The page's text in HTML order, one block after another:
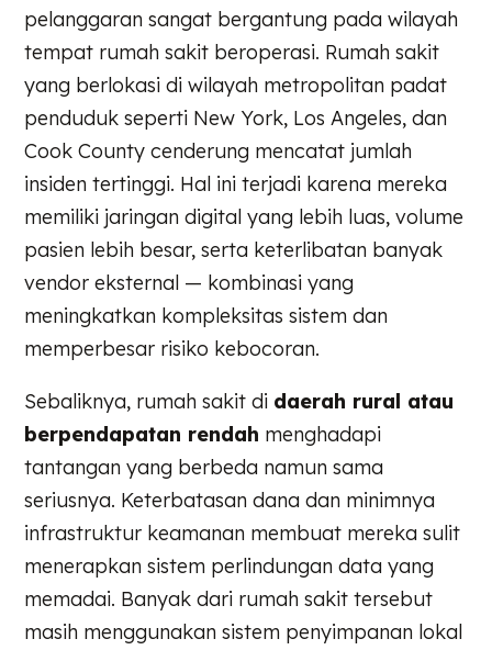
pelanggaran sangat bergantung pada wilayah
tempat rumah sakit beroperasi. Rumah sakit
yang berlokasi di wilayah metropolitan padat
penduduk seperti New York, Los Angeles, dan
Cook County cenderung mencatat jumlah
insiden tertinggi. Hal ini terjadi karena mereka
memiliki jaringan digital yang lebih luas, volume
pasien lebih besar, serta keterlibatan banyak
vendor eksternal — kombinasi yang
meningkatkan kompleksitas sistem dan
memperbesar risiko kebocoran.
Sebaliknya, rumah sakit di daerah rural atau
berpendapatan rendah menghadapi
tantangan yang berbeda namun sama
seriusnya. Keterbatasan dana dan minimnya
infrastruktur keamanan membuat mereka sulit
menerapkan sistem perlindungan data yang
memadai. Banyak dari rumah sakit tersebut
masih menggunakan sistem penyimpanan lokal